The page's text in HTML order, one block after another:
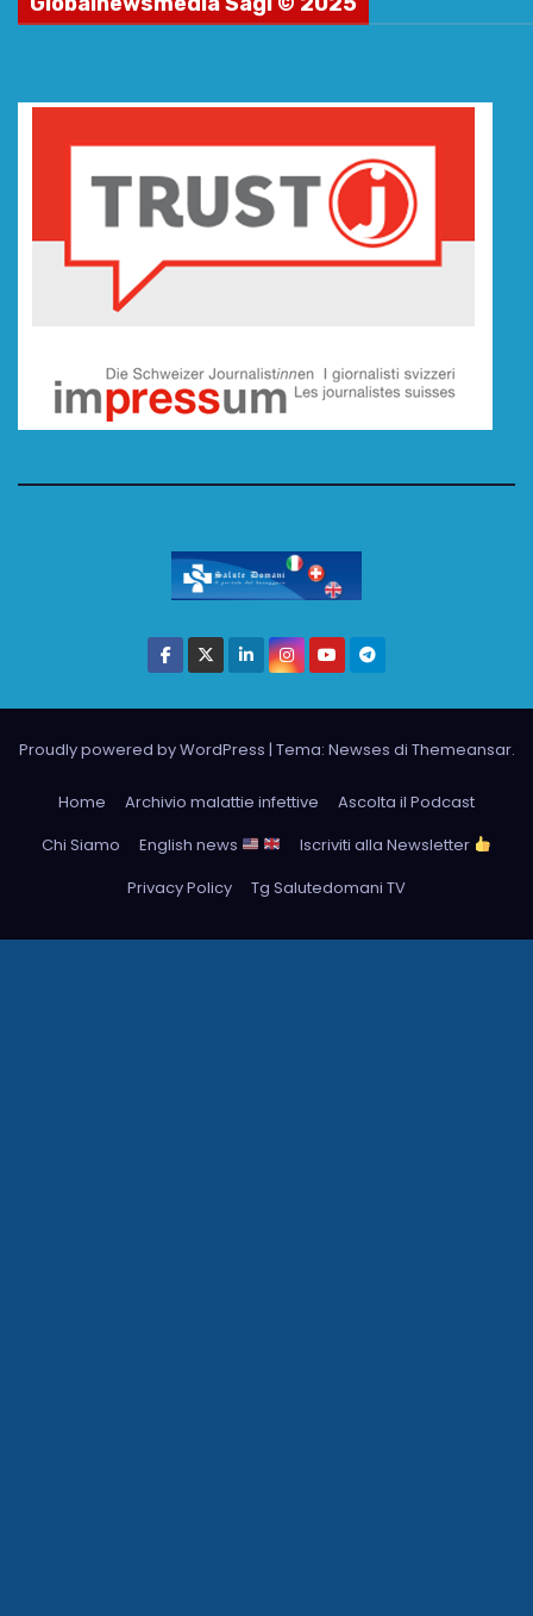
Proudly powered by WordPress | Tema: Newses di Themeansar.
Home Archivio malattie infettive
Ascolta il Podcast
Chi Siamo
English news
Iscriviti alla Newsletter
Privacy Policy
Tg Salutedomani TV